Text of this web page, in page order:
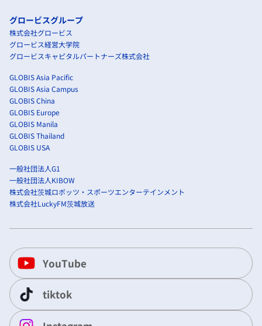
グロービスグループ
株式会社グロービス
グロービス経営大学院
グロービスキャピタルパートナーズ株式会社
GLOBIS Asia Pacific
GLOBIS Asia Campus
GLOBIS China
GLOBIS Europe
GLOBIS Manila
GLOBIS Thailand
GLOBIS USA
一般社団法人G1
一般社団法人KIBOW
株式会社茨城ロボッツ・スポーツエンターテインメント
株式会社LuckyFM茨城放送
YouTube
tiktok